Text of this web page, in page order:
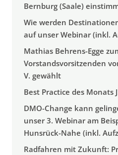
Bernburg (Saale)
Wie werden
auf unser Webinar (inkl.
Mathias Behrens-Egge
Vorstandsvorsitzenden
V. gewählt
Best Practice des Monats
DMO-Change kann
unser 3. Webinar am
Hunsrück-Nahe (inkl.
Radfahren mit Zukunft: